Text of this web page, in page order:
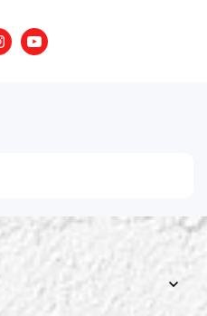
Youtube